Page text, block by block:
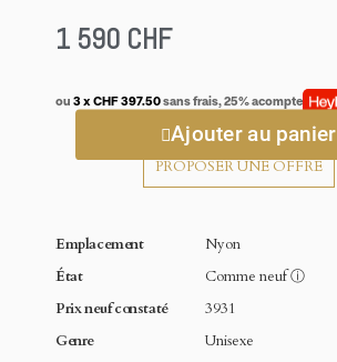
1 590 CHF
ou 3 x CHF 397.50sans frais, 25% acompte
Ajouter au panier
PROPOSER UNE OFFRE
Emplacement
Nyon
État
Comme neufⓘ
Prix neuf constaté
3931
Genre
Unisexe